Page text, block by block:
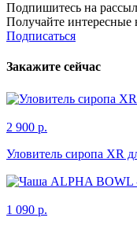
Подпишитесь на
Получайте
Подписаться
Закажите сейчас
2 900 р.
Уловитель сиропа XR
1 090 р.